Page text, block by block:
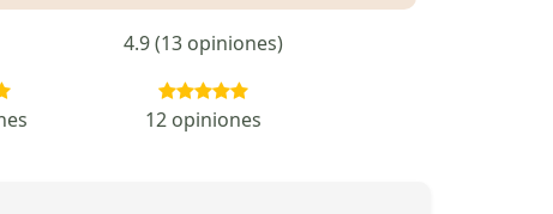
4.9 (13 opiniones)
12 opiniones